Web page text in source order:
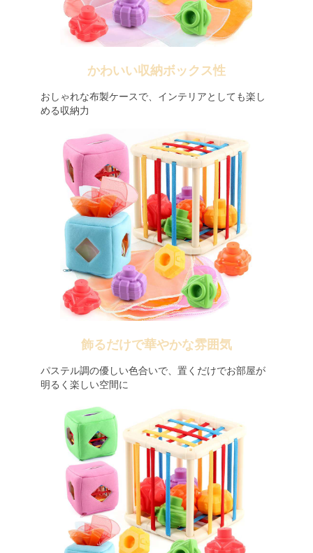
かわいい収納ボックス性
おしゃれな布製ケースで、インテリアとしても楽し
める収納力
飾るだけで華やかな雰囲気
パステル調の優しい色合いで、置くだけでお部屋が
明るく楽しい空間に